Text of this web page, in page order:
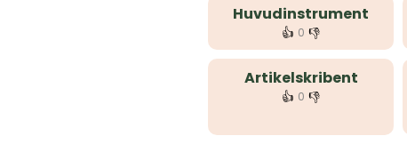
Huvudinstrument
👍 0 👎
Artikelskribent
👍 0 👎